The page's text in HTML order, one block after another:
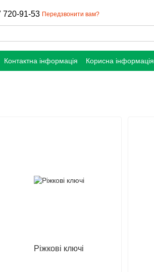
720-91-53 Передзвонити вам?
Контактна інформація Корисна інформація
Pіжкoві ключі